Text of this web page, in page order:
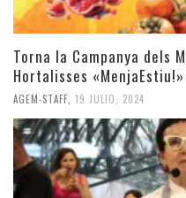
Torna la Campanya dels
Hortalisses
AGEM-STAFF 19 JULIO, 2024